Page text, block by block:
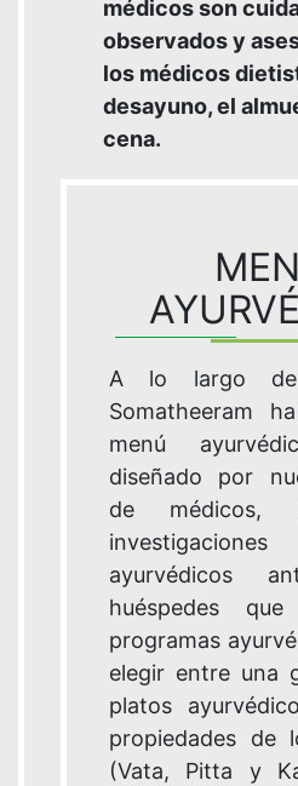
médicos son
observados y
los médicos
desayuno, el
cena.
A lo largo
Somatheeram
menú
diseñado por
de médicos,
ayurvédicos
huéspedes
programas
elegir entre una
platos
propiedades de
(Vata, Pitta y